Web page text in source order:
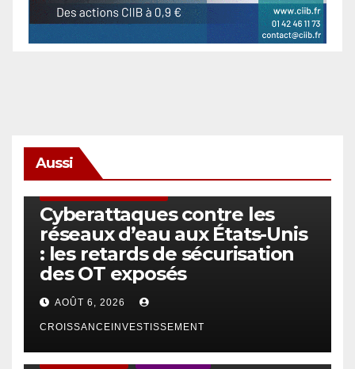
Aussi
Cyberattaques contre les
réseaux d’eau aux États-Unis
: les retards de sécurisation
des OT exposés
AOÛT 6, 2026
CROISSANCEINVESTISSEMENT